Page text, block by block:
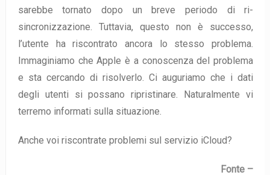
sarebbe tornato dopo un breve periodo di ri-
sincronizzazione. Tuttavia, questo non è successo,
l’utente ha riscontrato ancora lo stesso problema.
Immaginiamo che Apple è a conoscenza del problema
e sta cercando di risolverlo. Ci auguriamo che i dati
degli utenti si possano ripristinare. Naturalmente vi
terremo informati sulla situazione.
Anche voi riscontrate problemi sul servizio iCloud?
Fonte –